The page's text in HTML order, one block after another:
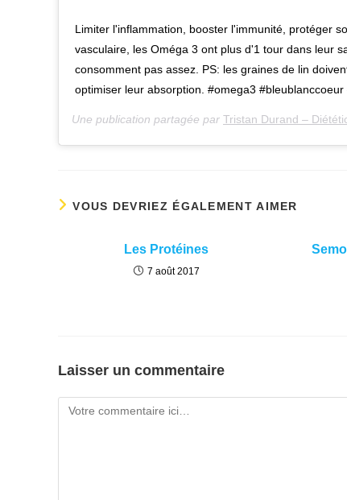
Limiter l'inflammation, booster l'immunité, protéger
vasculaire, les Oméga 3 ont plus d'1 tour dans leur
consomment pas assez. PS: les graines de lin
optimiser leur absorption. #omega3 #bleublanccoeur
Une publication partagée par Tristan Durand –
VOUS DEVRIEZ ÉGALEMENT AIMER
Les Protéines
7 août 2017
Laisser un commentaire
Comment